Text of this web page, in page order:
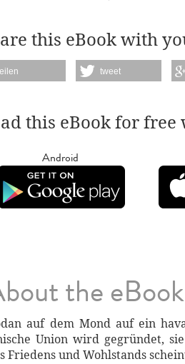
this eBook with
tweet
this eBook for
Android
the eBook
auf dem Mond auf ein
Union wird gegründet,
und Wohlstands